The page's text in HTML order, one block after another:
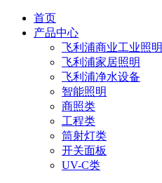
首页
产品中心
飞利浦商业工业照明
飞利浦家居照明
飞利浦净水设备
智能照明
商照类
工程类
筒射灯类
开关面板
UV-C类